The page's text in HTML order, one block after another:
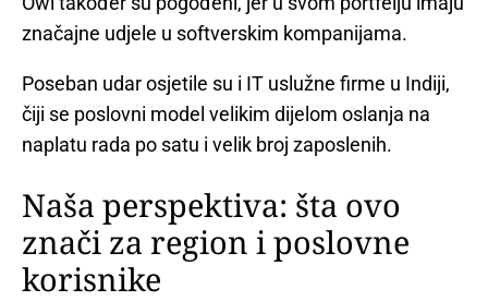
značajne udjele u softverskim kompanijama.
Poseban udar osjetile su i IT uslužne firme u Indiji,
čiji se poslovni model velikim dijelom oslanja na
naplatu rada po satu i velik broj zaposlenih.
Naša perspektiva: šta ovo
znači za region i poslovne
korisnike